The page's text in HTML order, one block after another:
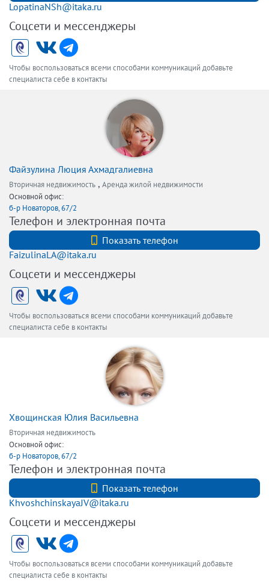
LopatinaNSh@itaka.ru
Соцсети и мессенджеры
Чтобы воспользоваться всеми способами коммуникаций добавьте
специалиста себе в контакты
Файзулина Люция Ахмадгалиевна
Вторичная недвижимость , Аренда жилой недвижимости
Основной офис:
б-р Новаторов, 67/2
Телефон и электронная почта
Показать телефон
FaizulinaLA@itaka.ru
Соцсети и мессенджеры
Чтобы воспользоваться всеми способами коммуникаций добавьте
специалиста себе в контакты
Хвощинская Юлия Васильевна
Вторичная недвижимость
Основной офис:
б-р Новаторов, 67/2
Телефон и электронная почта
Показать телефон
KhvoshchinskayaJV@itaka.ru
Соцсети и мессенджеры
Чтобы воспользоваться всеми способами коммуникаций добавьте
специалиста себе в контакты